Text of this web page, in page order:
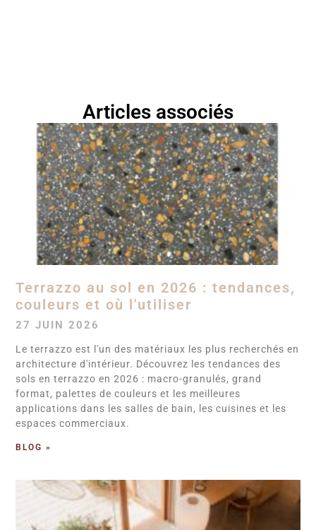
Articles associés
Terrazzo au sol en 2026 : tendances,
couleurs et où l'utiliser
27 JUIN 2026
Le terrazzo est l'un des matériaux les plus recherchés en
architecture d'intérieur. Découvrez les tendances des
sols en terrazzo en 2026 : macro-granulés, grand
format, palettes de couleurs et les meilleures
applications dans les salles de bain, les cuisines et les
espaces commerciaux.
BLOG »